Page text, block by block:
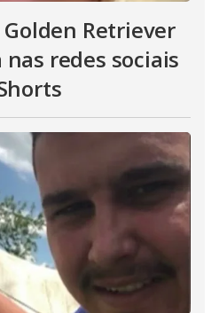
Retriever
redes sociais